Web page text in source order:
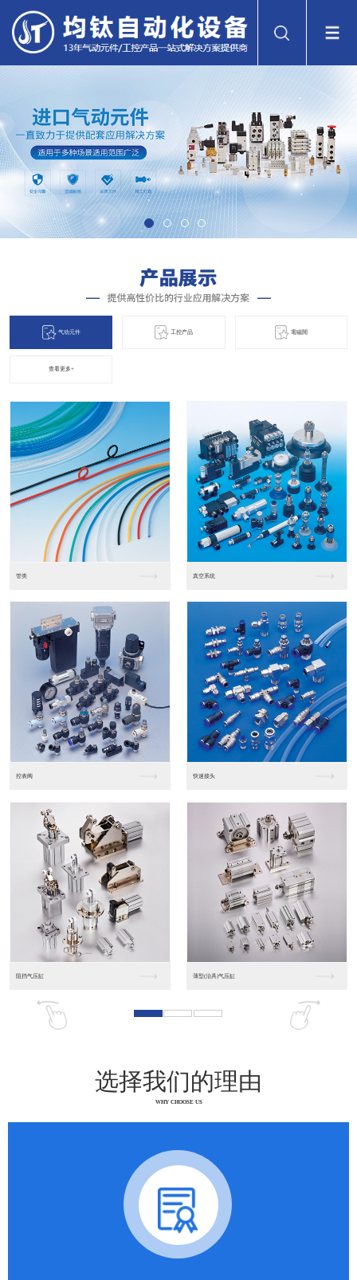
气动元件 工控产品 電磁閞
查看更多+
进口松下PLC2 进口松下PLC
东莞松下PLC 松下人机界面GT07
松下人机界面DP10... 数字光钎传感器FX-...
选择我们的理由
WHY CHOOSE US